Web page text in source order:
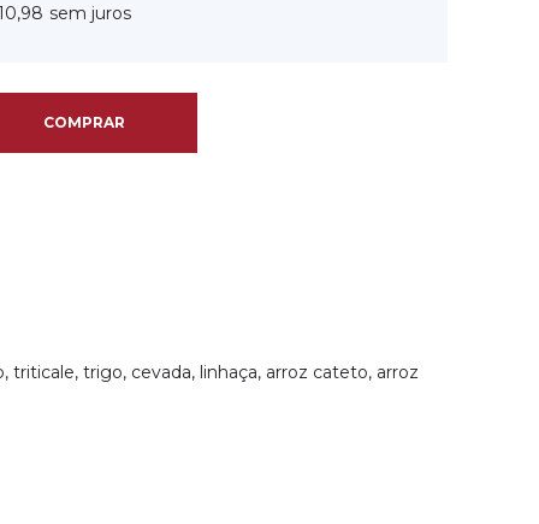
triticale, trigo, cevada, linhaça, arroz cateto, arroz